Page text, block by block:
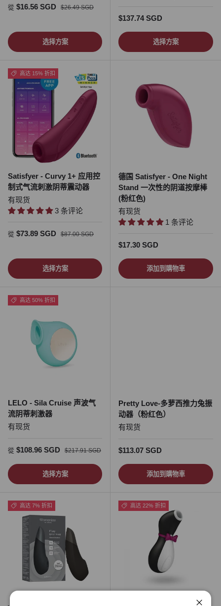
促销价
從 $16.56 SGD 正常价格
$26.49 SGD
选择方案
正常价格
$137.74 SGD
选择方案
高达 15% 折扣
Satisfyer - Curvy 1+ 应用控
制式气流刺激阴蒂震动器
有现货
3 条评论
促销价
從 $73.89 SGD 正常价格
$87.00 SGD
选择方案
德国 Satisfyer - One Night
Stand 一次性的阴道按摩棒
(粉红色)
有现货
1 条评论
正常价格
$17.30 SGD
添加到購物車
高达 50% 折扣
LELO - Sila Cruise 声波气
流阴蒂刺激器
有现货
促销价
從 $108.96 SGD 正常价格
$217.91 SGD
选择方案
Pretty Love-多萝西推力兔振
动器（粉红色）
有现货
正常价格
$113.07 SGD
添加到購物車
高达 7% 折扣 高达 22% 折扣